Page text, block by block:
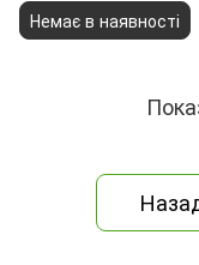
Немає в наявності